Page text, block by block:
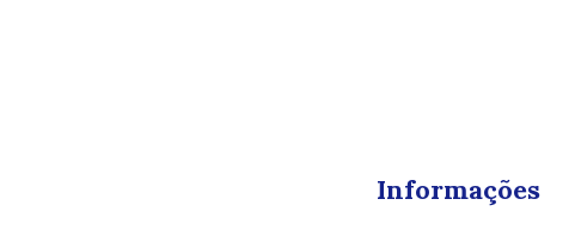
Informações